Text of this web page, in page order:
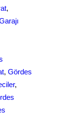
, Gördes